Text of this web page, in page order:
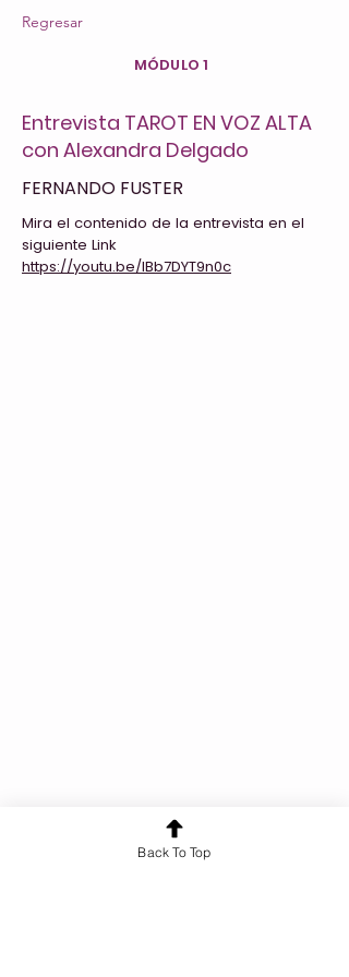
Regresar
MÓDULO 1
Entrevista TAROT EN VOZ ALTA
con Alexandra Delgado
FERNANDO FUSTER
Mira el contenido de la entrevista en el
siguiente Link
https://youtu.be/lBb7DYT9n0c
Back To Top